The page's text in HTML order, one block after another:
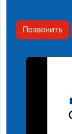
Позвонить